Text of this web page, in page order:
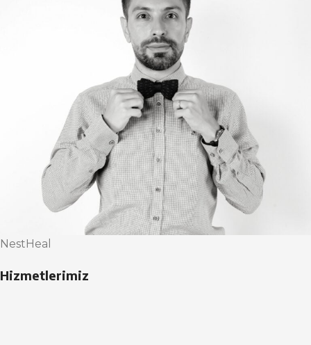
NestHeal
Hizmetlerimiz